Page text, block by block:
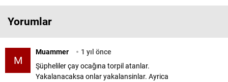
Yorumlar
M
Muammer
1 yıl önce
Şüpheliler çay ocağına torpil atanlar.
Yakalanacaksa onlar yakalansinlar. Ayrica